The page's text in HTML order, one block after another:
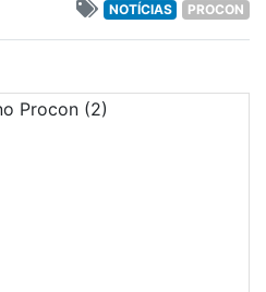
NOTÍCIAS PROCON